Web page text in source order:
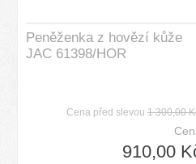
Peněženka z hovězí kůže
JAC 61398/HOR
Cena před slevou 1 300,00
910,00